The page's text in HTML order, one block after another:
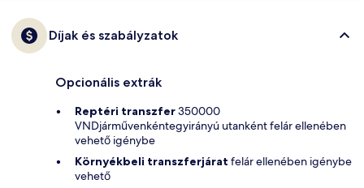
Díjak és szabályzatok
Opcionális extrák
Reptéri transzfer350000
VNDjárművenkéntegyirányú utanként felár ellenében
vehető igénybe
Környékbeli transzferjárat felár ellenében igénybe
vehető